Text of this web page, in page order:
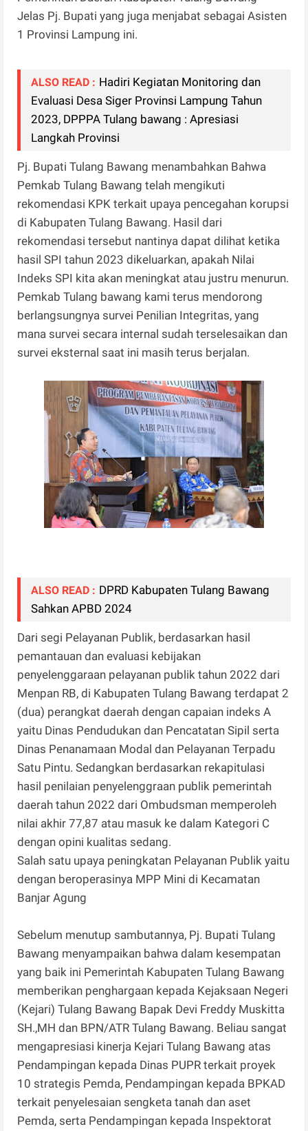
Jelas Pj. Bupati yang juga menjabat sebagai Asisten
1 Provinsi Lampung ini.
ALSO READ : Hadiri Kegiatan Monitoring dan
Evaluasi Desa Siger Provinsi Lampung Tahun
2023, DPPPA Tulang bawang : Apresiasi
Langkah Provinsi
Pj. Bupati Tulang Bawang menambahkan Bahwa
Pemkab Tulang Bawang telah mengikuti
rekomendasi KPK terkait upaya pencegahan korupsi
di Kabupaten Tulang Bawang. Hasil dari
rekomendasi tersebut nantinya dapat dilihat ketika
hasil SPI tahun 2023 dikeluarkan, apakah Nilai
Indeks SPI kita akan meningkat atau justru menurun.
Pemkab Tulang bawang kami terus mendorong
berlangsungnya survei Penilian Integritas, yang
mana survei secara internal sudah terselesaikan dan
survei eksternal saat ini masih terus berjalan.
ALSO READ : DPRD Kabupaten Tulang Bawang
Sahkan APBD 2024
Dari segi Pelayanan Publik, berdasarkan hasil
pemantauan dan evaluasi kebijakan
penyelenggaraan pelayanan publik tahun 2022 dari
Menpan RB, di Kabupaten Tulang Bawang terdapat 2
(dua) perangkat daerah dengan capaian indeks A
yaitu Dinas Pendudukan dan Pencatatan Sipil serta
Dinas Penanamaan Modal dan Pelayanan Terpadu
Satu Pintu. Sedangkan berdasarkan rekapitulasi
hasil penilaian penyelenggraan publik pemerintah
daerah tahun 2022 dari Ombudsman memperoleh
nilai akhir 77,87 atau masuk ke dalam Kategori C
dengan opini kualitas sedang.
Salah satu upaya peningkatan Pelayanan Publik yaitu
dengan beroperasinya MPP Mini di Kecamatan
Banjar Agung
Sebelum menutup sambutannya, Pj. Bupati Tulang
Bawang menyampaikan bahwa dalam kesempatan
yang baik ini Pemerintah Kabupaten Tulang Bawang
memberikan penghargaan kepada Kejaksaan Negeri
(Kejari) Tulang Bawang Bapak Devi Freddy Muskitta
SH.,MH dan BPN/ATR Tulang Bawang. Beliau sangat
mengapresiasi kinerja Kejari Tulang Bawang atas
Pendampingan kepada Dinas PUPR terkait proyek
10 strategis Pemda, Pendampingan kepada BPKAD
terkait penyelesaian sengketa tanah dan aset
Pemda, serta Pendampingan kepada Inspektorat